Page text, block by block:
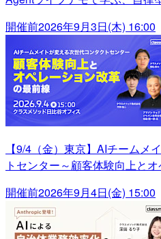
開催前2026年9月3日(木) 16:00
【9/4（金）東京】AIチームメ
トセンター～顧客体験向上と
開催前2026年9月4日(金) 15:00